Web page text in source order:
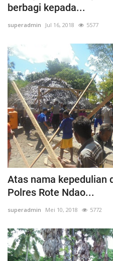
berbagi kepada...
superadmin Jul 16, 2018 5577
Atas nama kepedulian
Polres Rote Ndao...
superadmin Mei 10, 2018 5772